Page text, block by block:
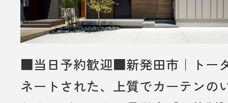
■当日予約歓迎■新発田市｜トー
ネートされた、上質でカーテンの